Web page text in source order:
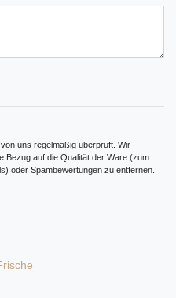
uns regelmäßig überprüft. Wir
Bezug auf die Qualität der Ware (zum
oder Spambewertungen zu entfernen.